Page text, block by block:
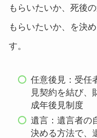
もらいたいか、死後
もらいたいか、を決
す。
任意後見：受任
見契約を結び、
成年後見制度
遺言：遺言者の
決める方法で、